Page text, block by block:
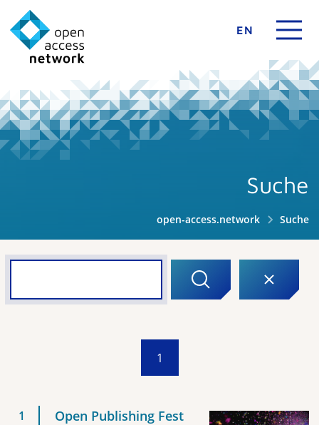
EN
Suche
open-access.network Suche
1
Open Publishing Fest